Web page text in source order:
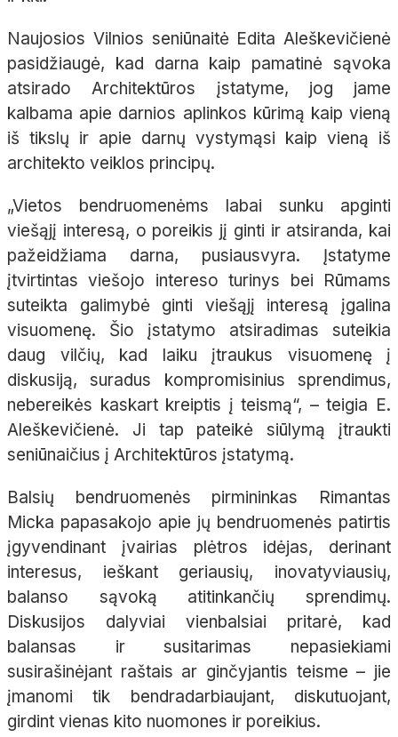
Naujosios Vilnios seniūnaitė Edita Aleškevičienė
pasidžiaugė, kad darna kaip pamatinė sąvoka
atsirado Architektūros įstatyme, jog jame
kalbama apie darnios aplinkos kūrimą kaip vieną
iš tikslų ir apie darnų vystymąsi kaip vieną iš
architekto veiklos principų.
„Vietos bendruomenėms labai sunku apginti
viešąjį interesą, o poreikis jį ginti ir atsiranda, kai
pažeidžiama darna, pusiausvyra. Įstatyme
įtvirtintas viešojo intereso turinys bei Rūmams
suteikta galimybė ginti viešąjį interesą įgalina
visuomenę. Šio įstatymo atsiradimas suteikia
daug vilčių, kad laiku įtraukus visuomenę į
diskusiją, suradus kompromisinius sprendimus,
nebereikės kaskart kreiptis į teismą“, – teigia E.
Aleškevičienė. Ji tap pateikė siūlymą įtraukti
seniūnaičius į Architektūros įstatymą.
Balsių bendruomenės pirmininkas Rimantas
Micka papasakojo apie jų bendruomenės patirtis
įgyvendinant įvairias plėtros idėjas, derinant
interesus, ieškant geriausių, inovatyviausių,
balanso sąvoką atitinkančių sprendimų.
Diskusijos dalyviai vienbalsiai pritarė, kad
balansas ir susitarimas nepasiekiami
susirašinėjant raštais ar ginčyjantis teisme – jie
įmanomi tik bendradarbiaujant, diskutuojant,
girdint vienas kito nuomones ir poreikius.